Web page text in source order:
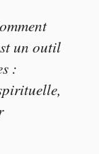
un outil
: